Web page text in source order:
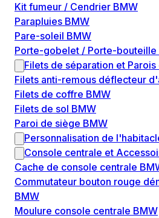
Kit fumeur / Cendrier BMW
Parapluies BMW
Pare-soleil BMW
Porte-gobelet / Porte-bouteille
Filets de séparation et
Filets anti-remous déflecteur
Filets de coffre BMW
Filets de sol BMW
Paroi de siège BMW
Personnalisation de
Console centrale et
Cache de console centrale
Commutateur bouton rouge
BMW
Moulure console centrale BMW